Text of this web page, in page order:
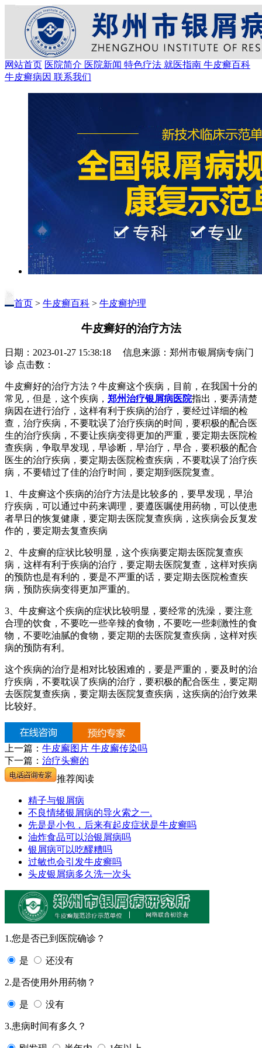
网站首页 医院简介 医院新闻 特色疗法 就医指南 牛皮癣百科
牛皮癣病因 联系我们
首页 > 牛皮癣百科 > 牛皮癣护理
牛皮癣好的治疗方法
日期：2023-01-27 15:38:18 信息来源：郑州市银屑病专病门
诊 点击数：
牛皮癣好的治疗方法？牛皮癣这个疾病，目前，在我国十分的
常见，但是，这个疾病， 郑州治疗银屑病医院指出，要弄清楚
病因在进行治疗，这样有利于疾病的治疗，要经过详细的检
查，治疗疾病，不要耽误了治疗疾病的时间，要积极的配合医
生的治疗疾病，不要让疾病变得更加的严重，要定期去医院检
查疾病，争取早发现，早诊断，早治疗，早合，要积极的配合
医生的治疗疾病，要定期去医院检查疾病，不要耽误了治疗疾
病，不要错过了佳的治疗时间，要定期到医院复查。
1、牛皮癣这个疾病的治疗方法是比较多的，要早发现，早治
疗疾病，可以通过中药来调理，要遵医嘱使用药物，可以使患
者早日的恢复健康，要定期去医院复查疾病，这疾病会反复发
作的，要定期去复查疾病
2、牛皮癣的症状比较明显，这个疾病要定期去医院复查疾
病，这样有利于疾病的治疗，要定期去医院复查，这样对疾病
的预防也是有利的，要是不严重的话，要定期去医院检查疾
病，预防疾病变得更加严重的。
3、牛皮癣这个疾病的症状比较明显，要经常的洗澡，要注意
合理的饮食，不要吃一些辛辣的食物，不要吃一些刺激性的食
物，不要吃油腻的食物，要定期的去医院复查疾病，这样对疾
病的预防有利。
这个疾病的治疗是相对比较困难的，要是严重的，要及时的治
疗疾病，不要耽误了疾病的治疗，要积极的配合医生，要定期
去医院复查疾病，要定期去医院复查疾病，这疾病的治疗效果
比较好。
上一篇： 牛皮廨图片 牛皮廨传染吗
下一篇： 治疗头癣的
推荐阅读
精子与银屑病
不良情绪银屑病的导火索之一.
先是是小包，后来有起皮症状是牛皮癣吗
油炸食品可以治银屑病吗
银屑病可以吃醪糟吗
过敏也会引发牛皮癣吗
头皮银屑病多久洗一次头
1.您是否已到医院确诊？
是 还没有
2.是否使用外用药物？
是 没有
3.患病时间有多久？